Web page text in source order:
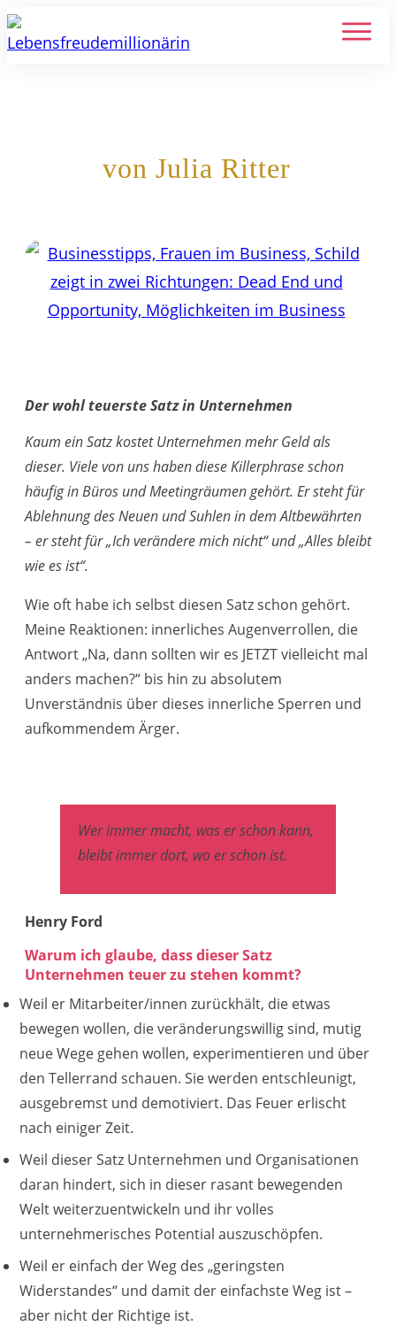
von Julia Ritter
Der wohl teuerste Satz in Unternehmen
Kaum ein Satz kostet Unternehmen mehr Geld als
dieser. Viele von uns haben diese Killerphrase schon
häufig in Büros und Meetingräumen gehört. Er steht für
Ablehnung des Neuen und Suhlen in dem Altbewährten
– er steht für „Ich verändere mich nicht“ und „Alles bleibt
wie es ist“.
Wie oft habe ich selbst diesen Satz schon gehört.
Meine Reaktionen: innerliches Augenverrollen, die
Antwort „Na, dann sollten wir es JETZT vielleicht mal
anders machen?“ bis hin zu absolutem
Unverständnis über dieses innerliche Sperren und
aufkommendem Ärger.
Wer immer macht, was er schon kann,
bleibt immer dort, wo er schon ist.
Henry Ford
Warum ich glaube, dass dieser Satz
Unternehmen teuer zu stehen kommt?
Weil er Mitarbeiter/innen zurückhält, die etwas
bewegen wollen, die veränderungswillig sind, mutig
neue Wege gehen wollen, experimentieren und über
den Tellerrand schauen. Sie werden entschleunigt,
ausgebremst und demotiviert. Das Feuer erlischt
nach einiger Zeit.
Weil dieser Satz Unternehmen und Organisationen
daran hindert, sich in dieser rasant bewegenden
Welt weiterzuentwickeln und ihr volles
unternehmerisches Potential auszuschöpfen.
Weil er einfach der Weg des „geringsten
Widerstandes“ und damit der einfachste Weg ist –
aber nicht der Richtige ist.